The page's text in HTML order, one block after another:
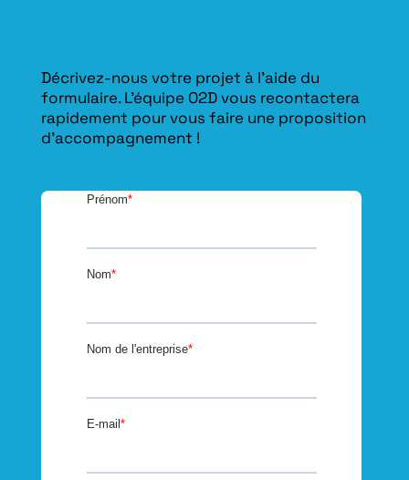
Décrivez-nous votre projet à l’aide du
formulaire. L'équipe O2D vous recontactera
rapidement pour vous faire une proposition
d’accompagnement !